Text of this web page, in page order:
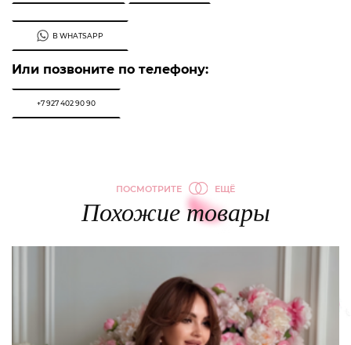
В WHATSAPP
Или позвоните по телефону:
+7 927 402 90 90
ПОСМОТРИТЕ ЕЩЁ
Похожие товары